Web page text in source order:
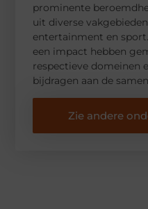
prominente
uit diverse
entertainment en
een impact hebben
respectieve domeinen
bijdragen aan de
Zie andere